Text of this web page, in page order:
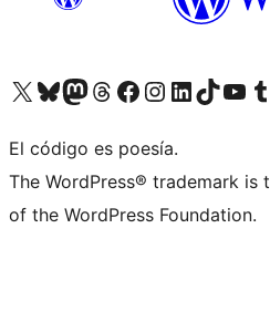
Visita nuestra cuenta de X (anteriormente Twitter)
Visit our Bluesky account
Visit our Mastodon account
Visit our Threads account
Visita nuestra página de Facebook
Visita nuestra cuenta de Instagram
Visita nuestra cuenta de LinkedIn
Visit our TikTok
Visita nuestro
El código es poesía.
The WordPress® trademark
of the WordPress Foundation.